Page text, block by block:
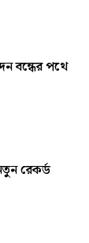
বন্ধের পথে
রেকর্ড